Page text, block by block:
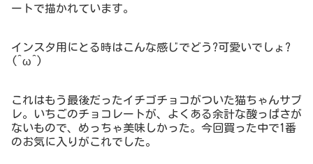
ートで描かれています。
インスタ用にとる時はこんな感じでどう?可愛いでしょ?
(^ω^)
これはもう最後だったイチゴチョコがついた猫ちゃんサブ
レ。いちごのチョコレートが、よくある余計な酸っぱさが
ないもので、めっちゃ美味しかった。今回買った中で1番
のお気に入りがこれでした。